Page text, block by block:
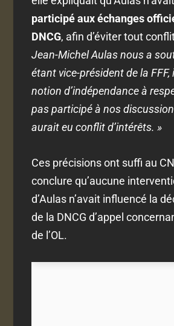
participé aux échanges
DNCG, afin d’éviter tout
Jean-Michel Aulas nous a
étant vice-président de la FFF,
notion d’indépendance à
pas participé à nos
aurait eu conflit d’intérêts. »
Ces précisions ont suffi au
conclure qu’aucune
d’Aulas n’avait influencé la
de la DNCG d’appel
de l’OL.